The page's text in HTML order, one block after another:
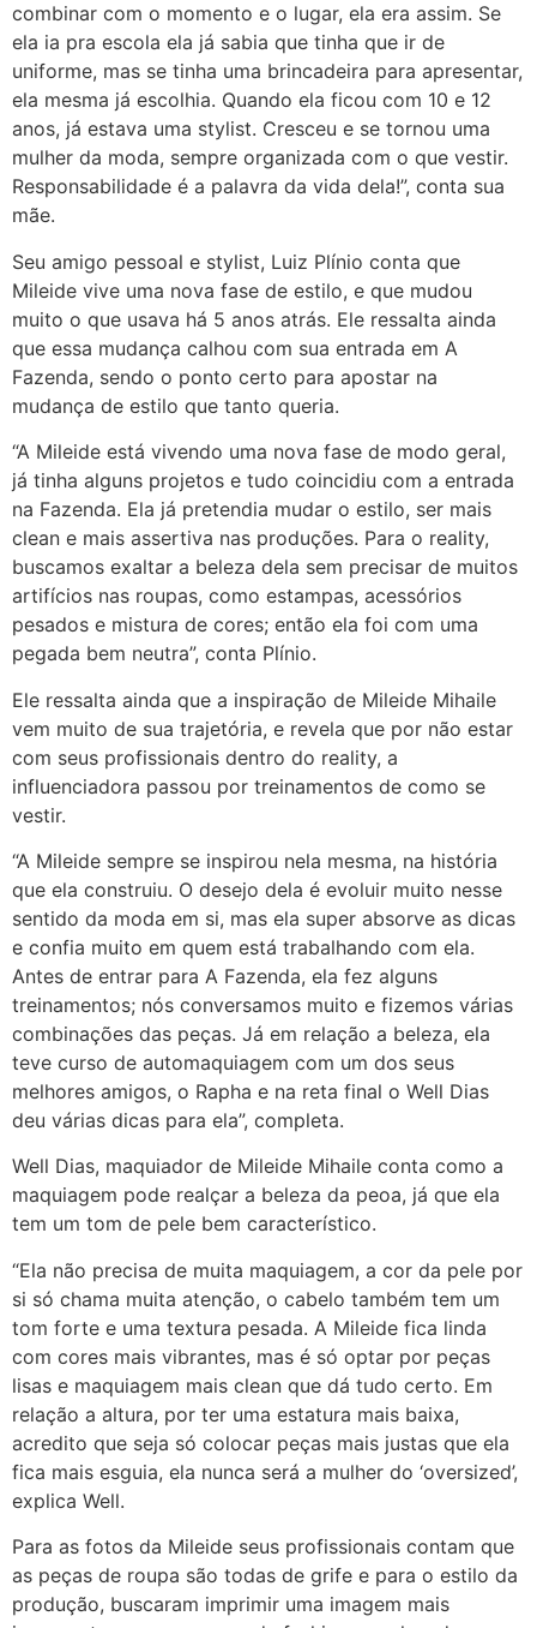
combinar com o momento e o lugar, ela era assim. Se
ela ia pra escola ela já sabia que tinha que ir de
uniforme, mas se tinha uma brincadeira para apresentar,
ela mesma já escolhia. Quando ela ficou com 10 e 12
anos, já estava uma stylist. Cresceu e se tornou uma
mulher da moda, sempre organizada com o que vestir.
Responsabilidade é a palavra da vida dela!”, conta sua
mãe.
Seu amigo pessoal e stylist, Luiz Plínio conta que
Mileide vive uma nova fase de estilo, e que mudou
muito o que usava há 5 anos atrás. Ele ressalta ainda
que essa mudança calhou com sua entrada em A
Fazenda, sendo o ponto certo para apostar na
mudança de estilo que tanto queria.
“A Mileide está vivendo uma nova fase de modo geral,
já tinha alguns projetos e tudo coincidiu com a entrada
na Fazenda. Ela já pretendia mudar o estilo, ser mais
clean e mais assertiva nas produções. Para o reality,
buscamos exaltar a beleza dela sem precisar de muitos
artifícios nas roupas, como estampas, acessórios
pesados e mistura de cores; então ela foi com uma
pegada bem neutra”, conta Plínio.
Ele ressalta ainda que a inspiração de Mileide Mihaile
vem muito de sua trajetória, e revela que por não estar
com seus profissionais dentro do reality, a
influenciadora passou por treinamentos de como se
vestir.
“A Mileide sempre se inspirou nela mesma, na história
que ela construiu. O desejo dela é evoluir muito nesse
sentido da moda em si, mas ela super absorve as dicas
e confia muito em quem está trabalhando com ela.
Antes de entrar para A Fazenda, ela fez alguns
treinamentos; nós conversamos muito e fizemos várias
combinações das peças. Já em relação a beleza, ela
teve curso de automaquiagem com um dos seus
melhores amigos, o Rapha e na reta final o Well Dias
deu várias dicas para ela”, completa.
Well Dias, maquiador de Mileide Mihaile conta como a
maquiagem pode realçar a beleza da peoa, já que ela
tem um tom de pele bem característico.
“Ela não precisa de muita maquiagem, a cor da pele por
si só chama muita atenção, o cabelo também tem um
tom forte e uma textura pesada. A Mileide fica linda
com cores mais vibrantes, mas é só optar por peças
lisas e maquiagem mais clean que dá tudo certo. Em
relação a altura, por ter uma estatura mais baixa,
acredito que seja só colocar peças mais justas que ela
fica mais esguia, ela nunca será a mulher do ‘oversized’,
explica Well.
Para as fotos da Mileide seus profissionais contam que
as peças de roupa são todas de grife e para o estilo da
produção, buscaram imprimir uma imagem mais